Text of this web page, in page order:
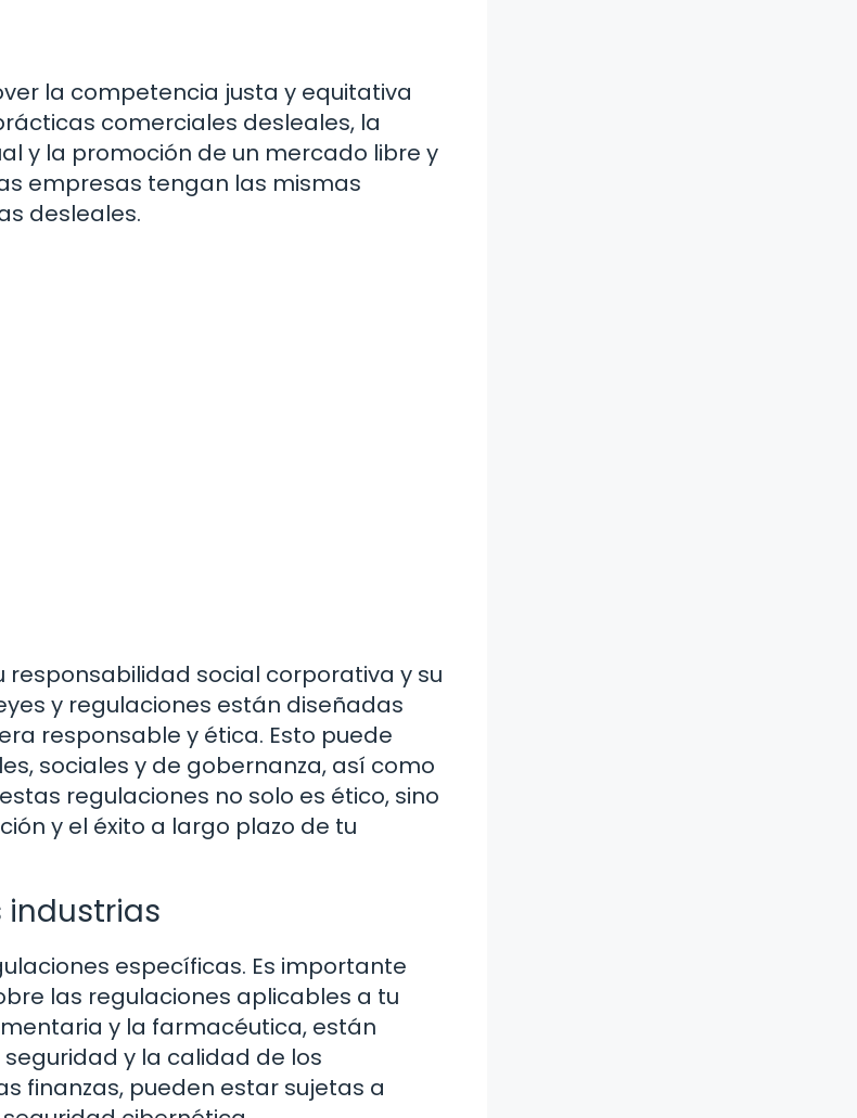
la competencia justa y equitativa
comerciales desleales, la
y la promoción de un mercado libre y
empresas tengan las mismas
desleales.
social corporativa y su
y regulaciones están diseñadas
responsable y ética. Esto puede
sociales y de gobernanza, así como
regulaciones no solo es ético, sino
y el éxito a largo plazo de tu
industrias
específicas. Es importante
las regulaciones aplicables a tu
y la farmacéutica, están
y la calidad de los
finanzas, pueden estar sujetas a